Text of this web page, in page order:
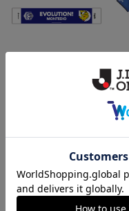
チュウ タオルマフラー
26/
ニフ
山形
チームマス
ーやファン必